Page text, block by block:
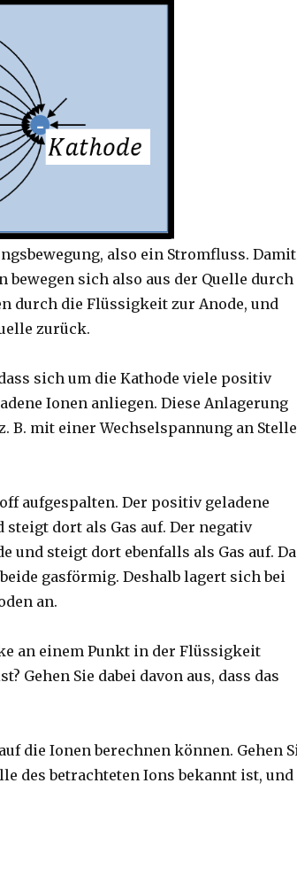
also ein Stromfluss. Damit
sich also aus der Quelle durch
durch die Flüssigkeit zur Anode, und
zurück.
sich um die Kathode viele positiv
Ionen anliegen. Diese Anlagerung
B. mit einer Wechselspannung an Stelle
aufgespalten. Der positiv geladene
dort als Gas auf. Der negativ
und steigt dort ebenfalls als Gas auf.
gasförmig. Deshalb lagert sich bei
an.
an einem Punkt in der Flüssigkeit
Gehen Sie dabei davon aus, dass das
die Ionen berechnen können. Gehen
des betrachteten Ions bekannt ist, und